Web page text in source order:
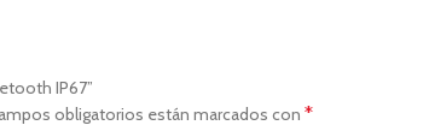
IP67”
obligatorios están marcados con *